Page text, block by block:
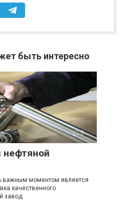
быть интересно
0
нефтяной
важным моментом является
качественного
завод